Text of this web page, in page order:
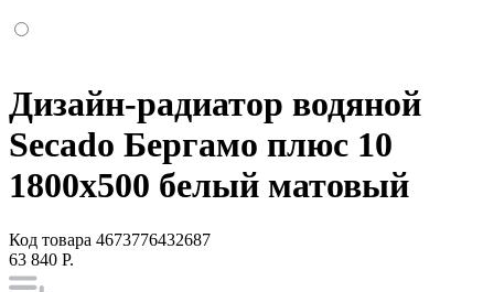
Дизайн-радиатор водяной
Secado Бергамо плюс 10
1800x500 белый матовый
Код товара 4673776432687
63 840 Р.